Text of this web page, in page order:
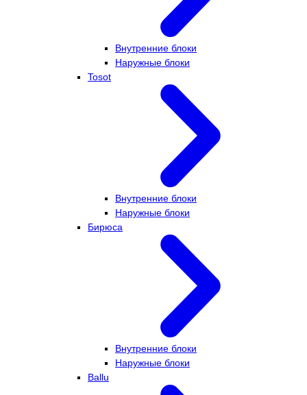
Внутренние блоки
Наружные блоки
Tosot
Внутренние блоки
Наружные блоки
Бирюса
Внутренние блоки
Наружные блоки
Ballu